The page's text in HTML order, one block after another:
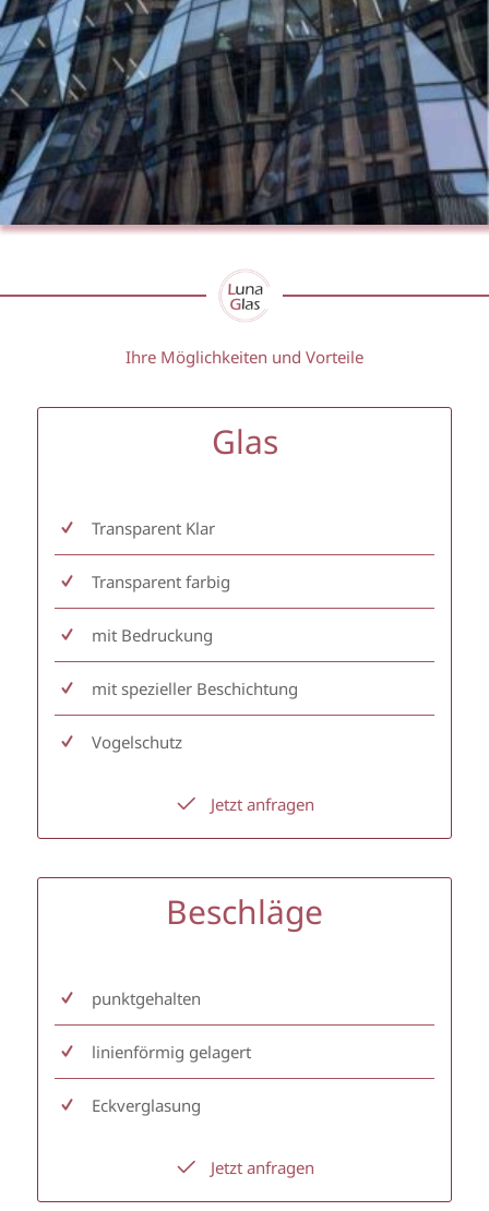
Ihre Möglichkeiten und Vorteile
Glas
Transparent Klar
Transparent farbig
mit Bedruckung
mit spezieller Beschichtung
Vogelschutz
Jetzt anfragen
Beschläge
punktgehalten
linienförmig gelagert
Eckverglasung
Jetzt anfragen